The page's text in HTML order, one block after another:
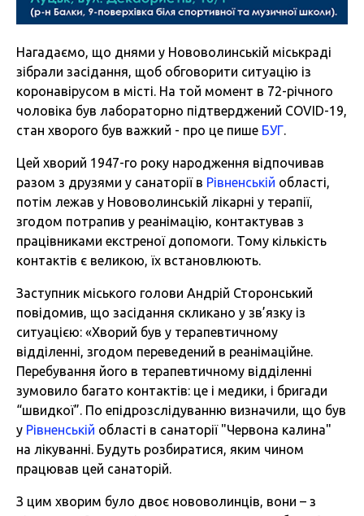
Нагадаємо, що днями у Нововолинській міськраді
зібрали засідання, щоб обговорити ситуацію із
коронавірусом в місті. На той момент в 72-річного
чоловіка був лабораторно підтверджений COVID-19,
стан хворого був важкий - про це пише БУГ.
Цей хворий 1947-го року народження відпочивав
разом з друзями у санаторії в Рівненській області,
потім лежав у Нововолинській лікарні у терапії,
згодом потрапив у реанімацію, контактував з
працівниками екстреної допомоги. Тому кількість
контактів є великою, їх встановлюють.
Заступник міського голови Андрій Сторонський
повідомив, що засідання скликано у зв’язку із
ситуацією: «Хворий був у терапевтичному
відділенні, згодом переведений в реанімаційне.
Перебування його в терапевтичному відділенні
зумовило багато контактів: це і медики, і бригади
“швидкої”. По епідрозслідуванню визначили, що був
у Рівненській області в санаторії "Червона калина"
на лікуванні. Будуть розбиратися, яким чином
працював цей санаторій.
З цим хворим було двоє нововолинців, вони – з